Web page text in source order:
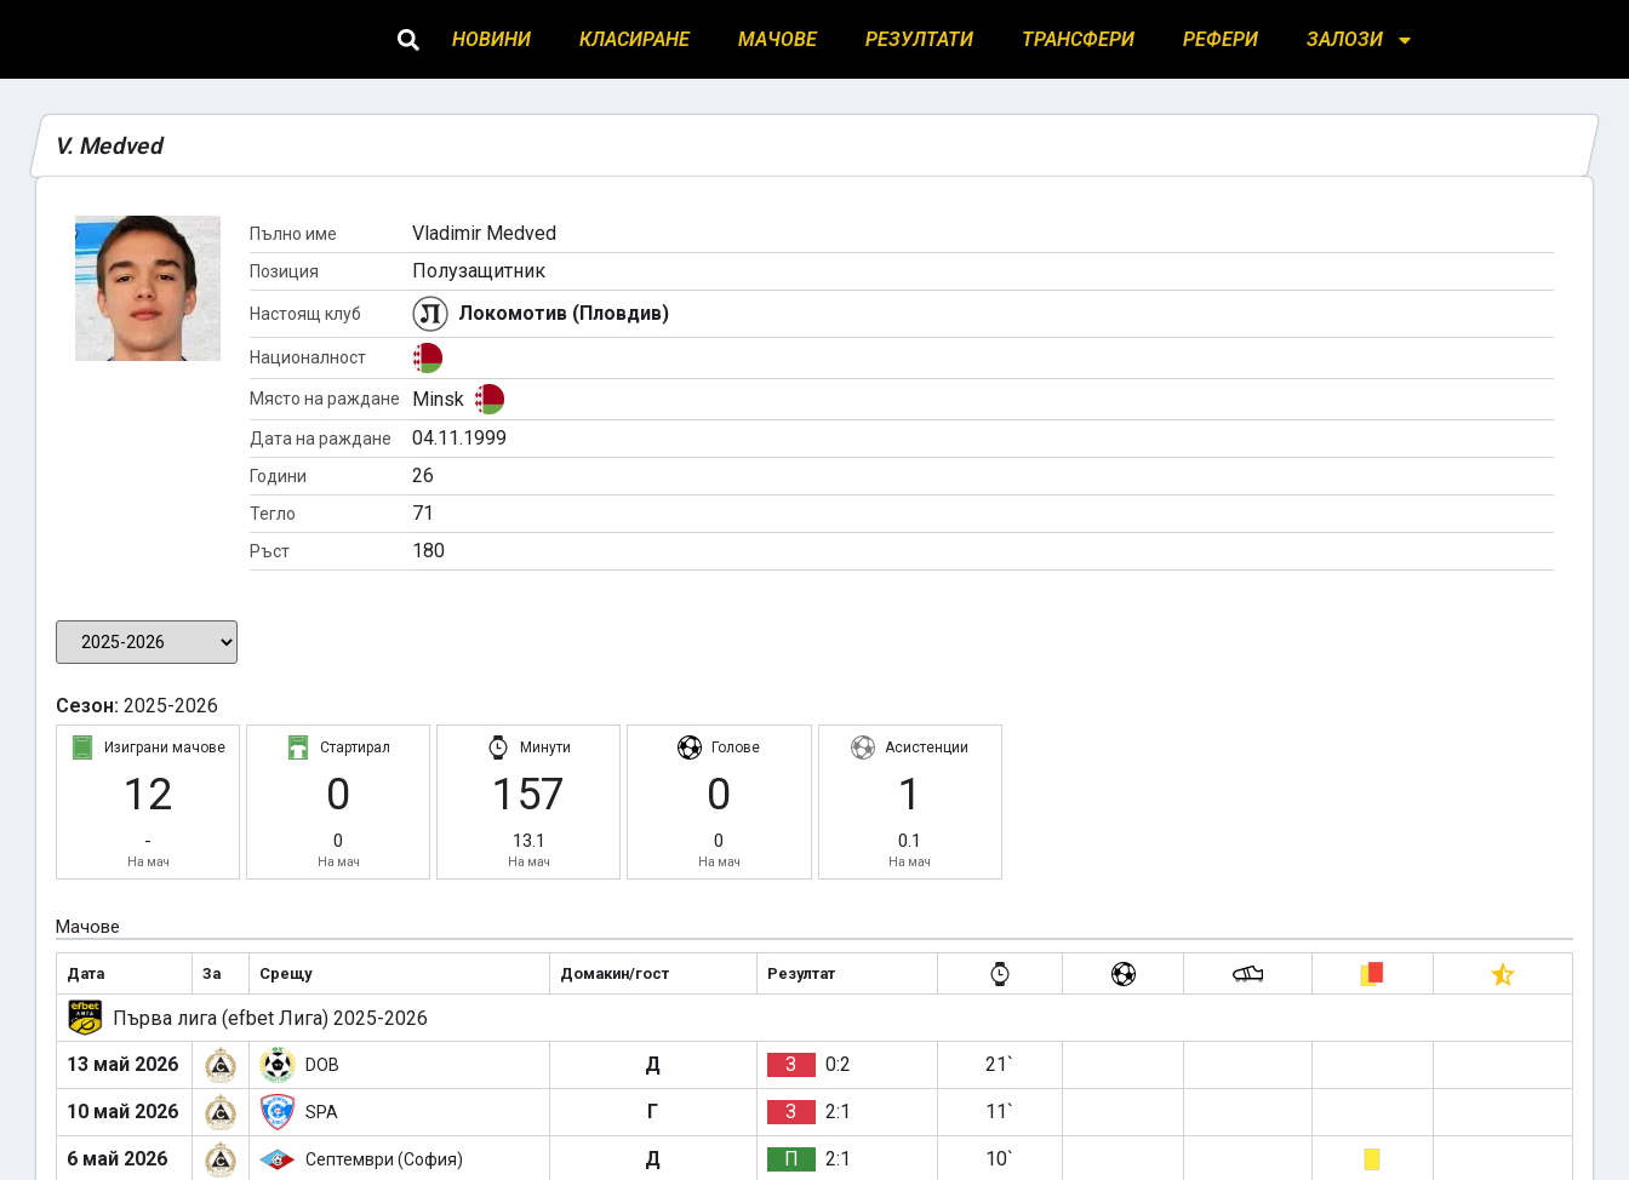
НОВИНИ КЛАСИРАНЕ МАЧОВЕ РЕЗУЛТАТИ ТРАНСФЕРИ РЕФЕРИ ЗАЛОЗИ
V. Medved
Пълно име Vladimir Medved
Позиция Полузащитник
Настоящ клуб Локомотив (Пловдив)
Националност
Място на раждане Minsk
Дата на раждане 04.11.1999
Години 26
Тегло 71
Ръст 180
Сезон: 2025-2026
Изиграни мачове
12
-
На мач
Стартирал
0
0
На мач
Минути
157
13.1
На мач
Голове
0
0
На мач
Асистенции
1
0.1
На мач
Мачове
Дата За Срещу Домакин/гост Резултат
Първа лига (efbet Лига) 2025-2026
13 май 2026 DOB Д З 0:2 21`
10 май 2026 SPA Г З 2:1 11`
6 май 2026 Септември (София) Д П 2:1 10`